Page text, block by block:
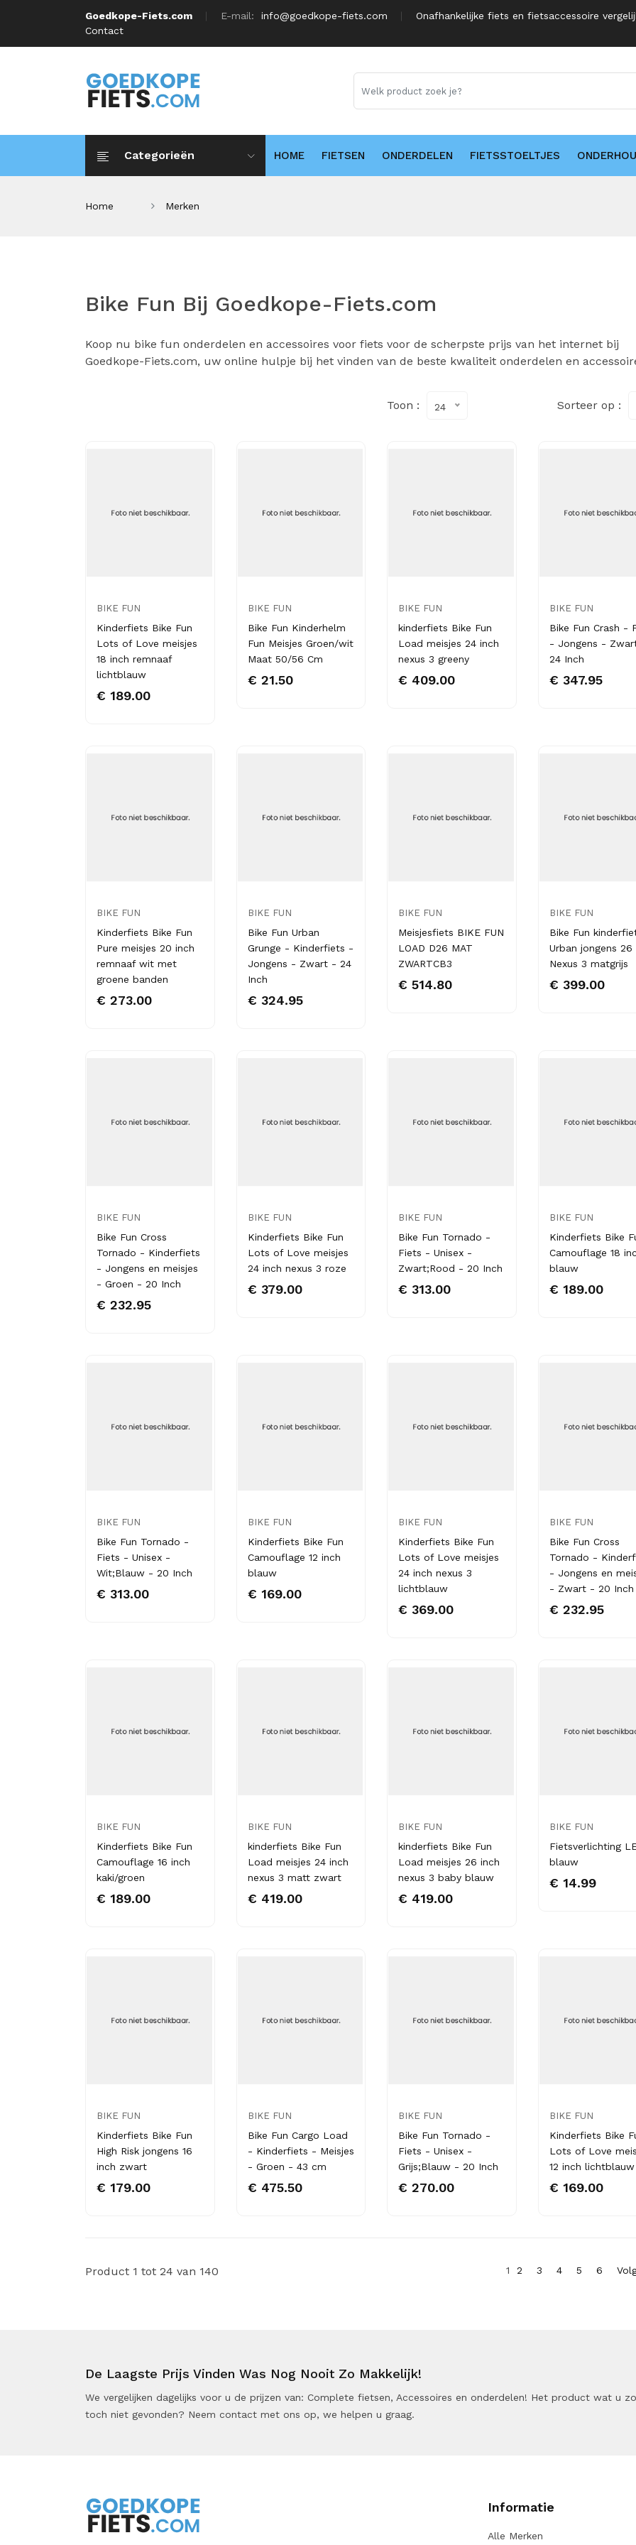
Goedkope-Fiets.com E-mail: info@goedkope-fiets.com
Onafhankelijke fiets en fietsaccessoire
Contact
Categorieën HOME FIETSEN ONDERDELEN FIETSSTOELTJES
Home Merken
Bike Fun Bij Goedkope-Fiets.com
Koop nu bike fun onderdelen en accessoires voor fiets voor de scherpste prijs van het internet bij
Goedkope-Fiets.com, uw online hulpje bij het vinden van de beste kwaliteit onderdelen en
Toon : 24 Sorteer op :
BIKE FUN
Kinderfiets Bike Fun
Lots of Love meisjes
18 inch remnaaf
lichtblauw
€ 189.00
BIKE FUN
Bike Fun Kinderhelm
Fun Meisjes Groen/wit
Maat 50/56 Cm
€ 21.50
BIKE FUN
kinderfiets Bike Fun
Load meisjes 24 inch
nexus 3 greeny
€ 409.00
BIKE FUN
Bike Fun Crash -
- Jongens -
24 Inch
€ 347.95
BIKE FUN
Kinderfiets Bike Fun
Pure meisjes 20 inch
remnaaf wit met
groene banden
€ 273.00
BIKE FUN
Bike Fun Urban
Grunge - Kinderfiets -
Jongens - Zwart - 24
Inch
€ 324.95
BIKE FUN
Meisjesfiets BIKE FUN
LOAD D26 MAT
ZWARTCB3
€ 514.80
BIKE FUN
Bike Fun
Urban jongens 26
Nexus 3 matgrijs
€ 399.00
BIKE FUN
Bike Fun Cross
Tornado - Kinderfiets
- Jongens en meisjes
- Groen - 20 Inch
€ 232.95
BIKE FUN
Kinderfiets Bike Fun
Lots of Love meisjes
24 inch nexus 3 roze
€ 379.00
BIKE FUN
Bike Fun Tornado -
Fiets - Unisex -
Zwart;Rood - 20 Inch
€ 313.00
BIKE FUN
Kinderfiets Bike
Camouflage 18
blauw
€ 189.00
BIKE FUN
Bike Fun Tornado -
Fiets - Unisex -
Wit;Blauw - 20 Inch
€ 313.00
BIKE FUN
Kinderfiets Bike Fun
Camouflage 12 inch
blauw
€ 169.00
BIKE FUN
Kinderfiets Bike Fun
Lots of Love meisjes
24 inch nexus 3
lichtblauw
€ 369.00
BIKE FUN
Bike Fun Cross
Tornado -
- Jongens en
- Zwart - 20 Inch
€ 232.95
BIKE FUN
Kinderfiets Bike Fun
Camouflage 16 inch
kaki/groen
€ 189.00
BIKE FUN
kinderfiets Bike Fun
Load meisjes 24 inch
nexus 3 matt zwart
€ 419.00
BIKE FUN
kinderfiets Bike Fun
Load meisjes 26 inch
nexus 3 baby blauw
€ 419.00
BIKE FUN
Fietsverlichting
blauw
€ 14.99
BIKE FUN
Kinderfiets Bike Fun
High Risk jongens 16
inch zwart
€ 179.00
BIKE FUN
Bike Fun Cargo Load
- Kinderfiets - Meisjes
- Groen - 43 cm
€ 475.50
BIKE FUN
Bike Fun Tornado -
Fiets - Unisex -
Grijs;Blauw - 20 Inch
€ 270.00
BIKE FUN
Kinderfiets Bike
Lots of Love
12 inch lichtblauw
€ 169.00
Product 1 tot 24 van 140 1 2 3 4 5 6
De Laagste Prijs Vinden Was Nog Nooit Zo Makkelijk!
We vergelijken dagelijks voor u de prijzen van: Complete fietsen, Accessoires en onderdelen! Het product wat u
toch niet gevonden? Neem contact met ons op, we helpen u graag.
Informatie
Alle Merken